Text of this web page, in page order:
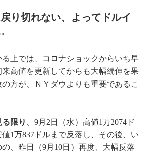
り切れない、よってドルイ
上では、コロナショックからいち早
来高値を更新してからも大幅続伸を果
方が、ＮＹダウよりも重要であるこ
限り
、9月2日（水）高値1万2074ド
1万837ドルまで反落し、その後、い
、昨日（9月10日）再度、大幅反落